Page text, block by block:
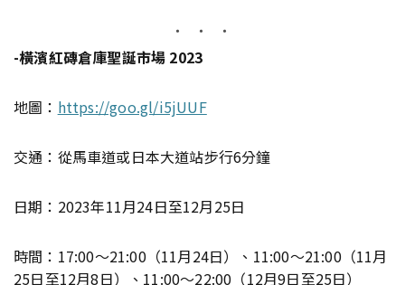
-橫濱紅磚倉庫聖誕市場 2023
地圖： https://goo.gl/i5jUUF
交通：從馬車道或日本大道站步行6分鐘
日期：2023年11月24日至12月25日
時間：17:00〜21:00（11月24日）、11:00〜21:00（11月
25日至12月8日）、11:00〜22:00（12月9日至25日）